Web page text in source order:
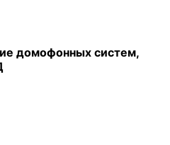
домофонных систем,